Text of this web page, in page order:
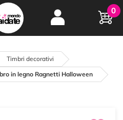
Hobby e
creatività...
oltre 15 anni online
0
Timbri decorativi
in legno Ragnetti Halloween